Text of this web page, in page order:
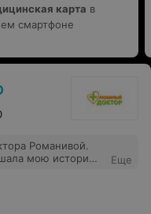
карта в
смартфоне
Романивой.
мою историю
врач, который
Еще